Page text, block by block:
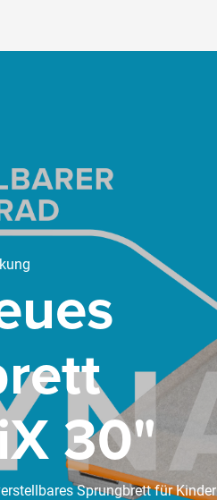
30"
Sprungbrett für Kinder